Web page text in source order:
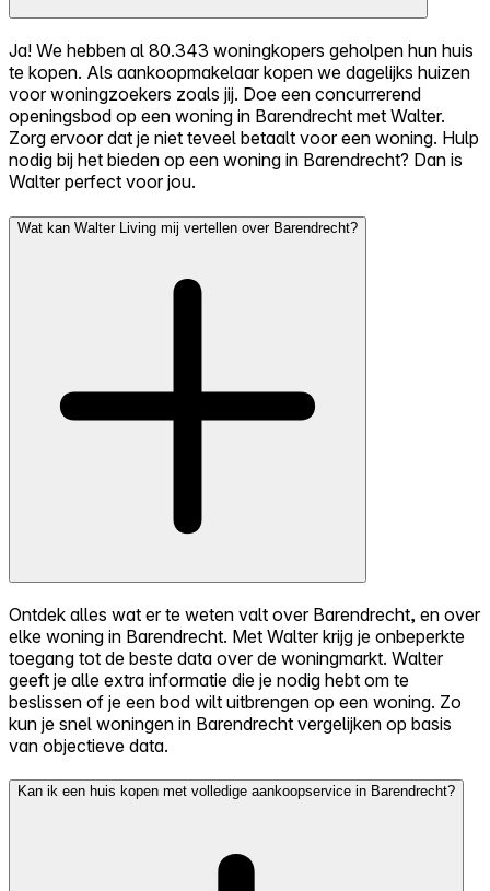
Ja! We hebben al 80.343 woningkopers geholpen hun huis
te kopen. Als aankoopmakelaar kopen we dagelijks huizen
voor woningzoekers zoals jij. Doe een concurrerend
openingsbod op een woning in Barendrecht met Walter.
Zorg ervoor dat je niet teveel betaalt voor een woning. Hulp
nodig bij het bieden op een woning in Barendrecht? Dan is
Walter perfect voor jou.
Wat kan Walter Living mij vertellen over Barendrecht?
Ontdek alles wat er te weten valt over Barendrecht, en over
elke woning in Barendrecht. Met Walter krijg je onbeperkte
toegang tot de beste data over de woningmarkt. Walter
geeft je alle extra informatie die je nodig hebt om te
beslissen of je een bod wilt uitbrengen op een woning. Zo
kun je snel woningen in Barendrecht vergelijken op basis
van objectieve data.
Kan ik een huis kopen met volledige aankoopservice in Barendrecht?